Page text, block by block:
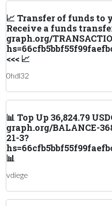
📈 Transfer of funds to
Receive a funds
graph.org/
<<< 📈
0hdl32
📊 Top Up 36,824.79
graph.org/BALANCE-
21-3?
📊
vdiege